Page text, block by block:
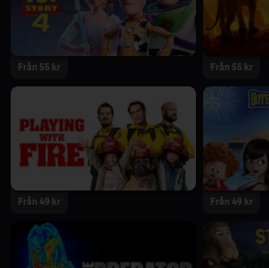
Från 55 kr Från 55 kr
Från 49 kr Från 49 kr